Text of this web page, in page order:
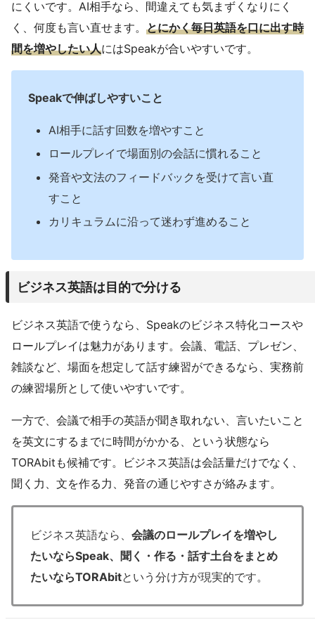
にくいです。AI相手なら、間違えても気まずくなりにく
く、何度も言い直せます。 とにかく毎日英語を口に出す時
間を増やしたい人にはSpeakが合いやすいです。
Speakで伸ばしやすいこと
AI相手に話す回数を増やすこと
ロールプレイで場面別の会話に慣れること
発音や文法のフィードバックを受けて言い直
すこと
カリキュラムに沿って迷わず進めること
ビジネス英語は目的で分ける
ビジネス英語で使うなら、Speakのビジネス特化コースや
ロールプレイは魅力があります。会議、電話、プレゼン、
雑談など、場面を想定して話す練習ができるなら、実務前
の練習場所として使いやすいです。
一方で、会議で相手の英語が聞き取れない、言いたいこと
を英文にするまでに時間がかかる、という状態なら
TORAbitも候補です。ビジネス英語は会話量だけでなく、
聞く力、文を作る力、発音の通じやすさが絡みます。
ビジネス英語なら、 会議のロールプレイを増やし
たいならSpeak、聞く・作る・話す土台をまとめ
たいならTORAbitという分け方が現実的です。